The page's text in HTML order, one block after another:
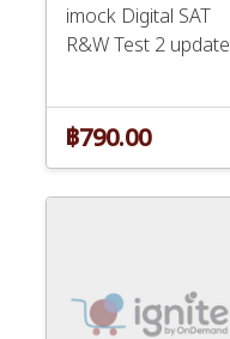
imock Digital SAT
R&W Test 2 update
฿790.00